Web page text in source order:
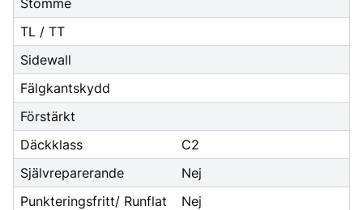
Stomme
TL / TT
Sidewall
Fälgkantskydd
Förstärkt
Däckklass
C2
Självreparerande
Nej
Punkteringsfritt/ Runflat
Nej